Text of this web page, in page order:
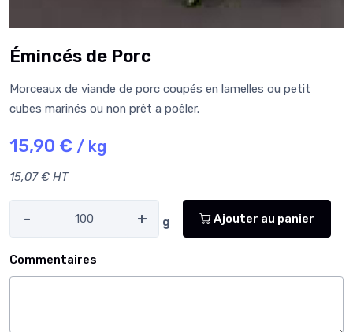
Émincés de Porc
Morceaux de viande de porc coupés en lamelles ou petit
cubes marinés ou non prêt a poêler.
15,90 € / kg
15,07 € HT
- + g Ajouter au panier
Commentaires